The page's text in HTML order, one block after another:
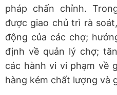
pháp chấn chỉnh.
được giao chủ trì rà
động của các chợ;
định về quản lý chợ;
các hành vi vi phạm về
hàng kém chất lượng và